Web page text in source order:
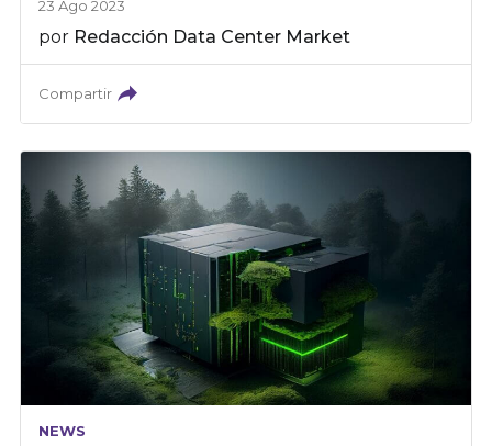
23 Ago 2023
por Redacción Data Center Market
Compartir
NEWS